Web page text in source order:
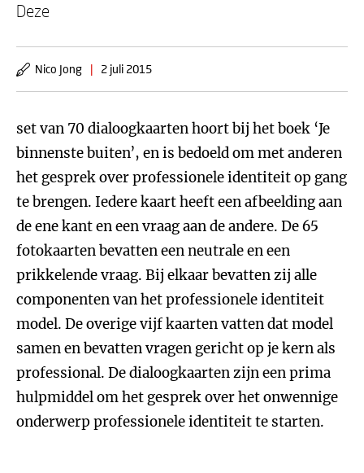
Deze
Nico Jong | 2 juli 2015
set van 70 dialoogkaarten hoort bij het boek ‘Je
binnenste buiten’, en is bedoeld om met anderen
het gesprek over professionele identiteit op gang
te brengen. Iedere kaart heeft een afbeelding aan
de ene kant en een vraag aan de andere. De 65
fotokaarten bevatten een neutrale en een
prikkelende vraag. Bij elkaar bevatten zij alle
componenten van het professionele identiteit
model. De overige vijf kaarten vatten dat model
samen en bevatten vragen gericht op je kern als
professional. De dialoogkaarten zijn een prima
hulpmiddel om het gesprek over het onwennige
onderwerp professionele identiteit te starten.